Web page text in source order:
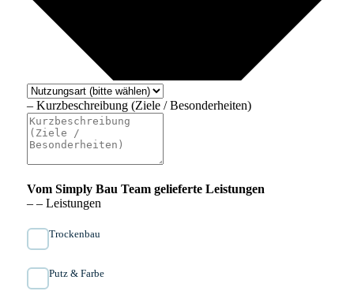
– Kurzbeschreibung (Ziele / Besonderheiten)
Vom Simply Bau Team gelieferte Leistungen
– – Leistungen
Trockenbau
Putz & Farbe